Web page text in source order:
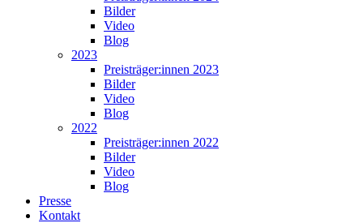
Bilder
Video
Blog
2023
Preisträger:innen 2023
Bilder
Video
Blog
2022
Preisträger:innen 2022
Bilder
Video
Blog
Presse
Kontakt